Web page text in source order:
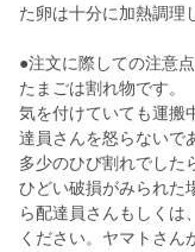
た卵は十分に加熱調理
●注文に際しての注意点
たまごは割れ物です。
気を付けていても運搬
達員さんを怒らないで
多少のひび割れでした
ひどい破損がみられた
ら配達員さんもしくは
ください。ヤマトさん